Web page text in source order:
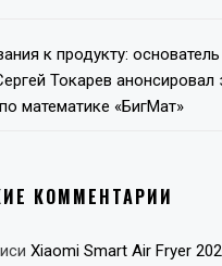
к продукту:
Токарев анонсировал
математике «БигМат»
КОММЕНТАРИИ
Xiaomi Smart Air Fryer